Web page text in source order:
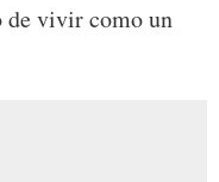
de vivir como un